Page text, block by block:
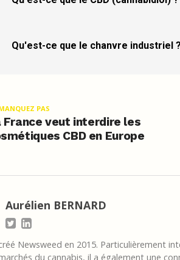
Qu'est-ce que le chanvre industriel ?
PAS
France veut interdire les
CBD en Europe
Aurélien BERNARD
Newsweed en 2015. Particulièrement
du cannabis, il a également une